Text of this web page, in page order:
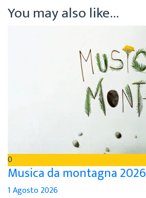
You may also like...
0
Musica da montagna 2026
1 Agosto 2026